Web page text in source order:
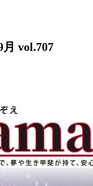
vol.707